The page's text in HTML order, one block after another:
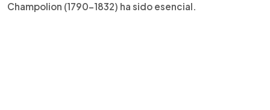
Champolion (1790-1832) ha sido esencial.